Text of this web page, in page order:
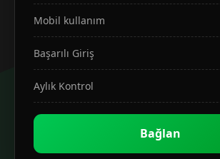
Mobil kullanım
Başarılı Giriş
Aylık Kontrol
Bağlan